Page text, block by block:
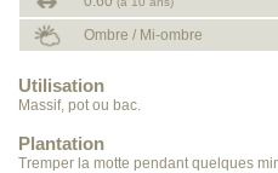
Ombre / Mi-ombre
Utilisation
Massif, pot ou bac.
Plantation
Tremper la motte pendant quelques